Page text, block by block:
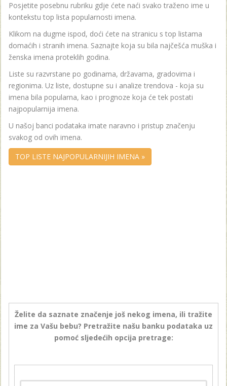
Posjetite posebnu rubriku gdje ćete naći svako traženo ime u
kontekstu top lista popularnosti imena.
Klikom na dugme ispod, doći ćete na stranicu s top listama
domaćih i stranih imena. Saznajte koja su bila najčešća muška i
ženska imena proteklih godina.
Liste su razvrstane po godinama, državama, gradovima i
regionima. Uz liste, dostupne su i analize trendova - koja su
imena bila popularna, kao i prognoze koja će tek postati
najpopularnija imena.
U našoj banci podataka imate naravno i pristup značenju
svakog od ovih imena.
TOP LISTE NAJPOPULARNIJIH IMENA »
Želite da saznate značenje još nekog imena, ili tražite
ime za Vašu bebu? Pretražite našu banku podataka uz
pomoć sljedećih opcija pretrage: